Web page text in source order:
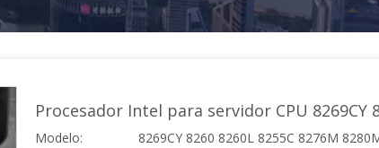
Procesador Intel para servidor CPU 8269CY
Modelo:
8269CY 8260 8260L 8255C 8276M